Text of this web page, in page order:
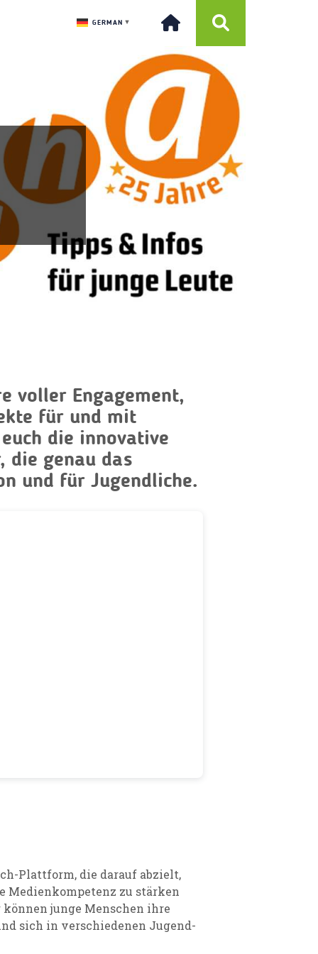
GERMAN ▼
voller Engagement,
für und mit
die innovative
die genau das
und für Jugendliche.
Plattform, die darauf abzielt,
zu stärken
junge Menschen ihre
sich in verschiedenen Jugend-